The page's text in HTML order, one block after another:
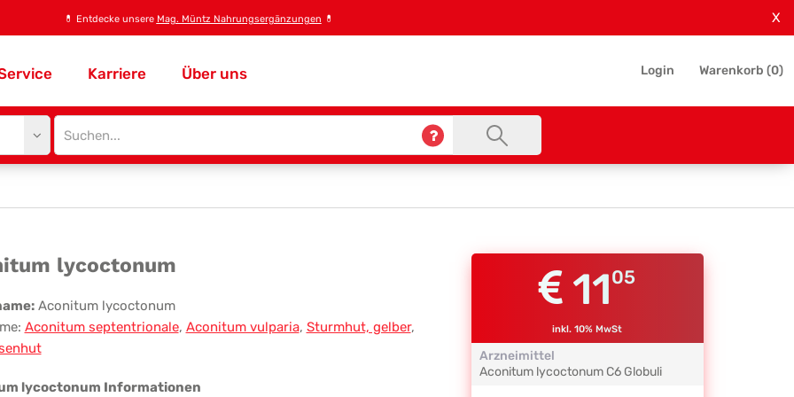
💊 Entdecke unsere Mag. Müntz Nahrungsergänzungen 💊 X
Karriere Über uns Login Warenkorb (0)
Site
search
lycoctonum
Aconitum lycoctonum
Aconitum septentrionale, Aconitum vulparia, Sturmhut, gelber,
lycoctonum Informationen
1105
inkl. 10% MwSt
Arzneimittel
Aconitum lycoctonum C6 Globuli